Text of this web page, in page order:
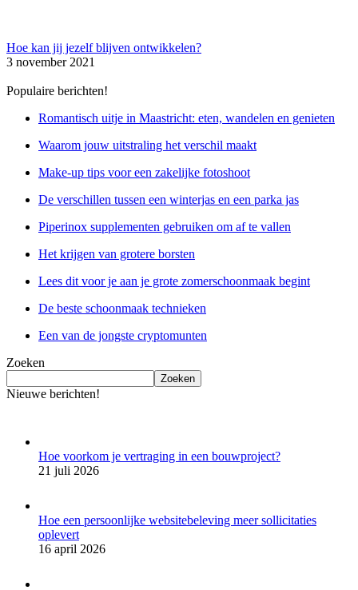
Hoe kan jij jezelf blijven ontwikkelen?
3 november 2021
Populaire berichten!
Romantisch uitje in Maastricht: eten, wandelen en genieten
Waarom jouw uitstraling het verschil maakt
Make-up tips voor een zakelijke fotoshoot
De verschillen tussen een winterjas en een parka jas
Piperinox supplementen gebruiken om af te vallen
Het krijgen van grotere borsten
Lees dit voor je aan je grote zomerschoonmaak begint
De beste schoonmaak technieken
Een van de jongste cryptomunten
Zoeken
Zoeken
Nieuwe berichten!
Hoe voorkom je vertraging in een bouwproject?
21 juli 2026
Hoe een persoonlijke websitebeleving meer sollicitaties
oplevert
16 april 2026